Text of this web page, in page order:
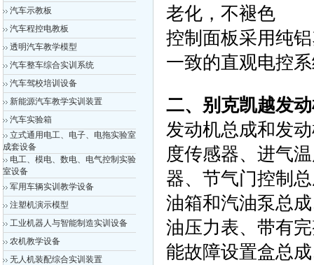
汽车示教板
汽车程控电教板
透明汽车教学模型
汽车整车综合实训系统
汽车驾校培训设备
新能源汽车教学实训装置
汽车实验箱
立式通用电工、电子、电拖实验室
成套设备
电工、模电、数电、电气控制实验
室设备
军用车辆实训教学设备
注塑机演示模型
工业机器人与智能制造实训设备
农机教学设备
无人机装配综合实训装置
老化，不褪色
控制面板采用纯
一致的直观电控
二、别克凯越发
发动机总成和发
度传感器、进气
器、节气门控制
油箱和汽油泵总
油压力表、带有
能故障设置盒总